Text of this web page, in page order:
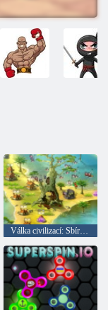
Válka civilizací: Sbírka pro pána